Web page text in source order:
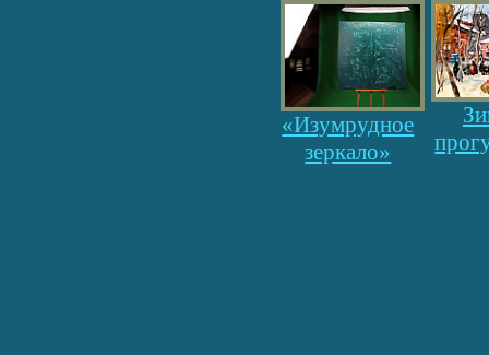
«Изумрудное
зеркало»